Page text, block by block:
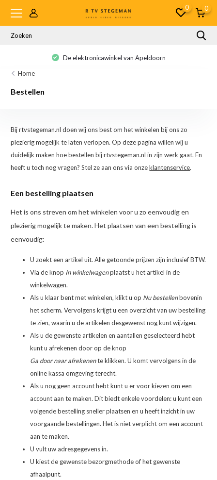
0 0
De elektronicawinkel van Apeldoorn
Home
Bestellen
Bij rtvstegeman.nl doen wij ons best om het winkelen bij ons zo
plezierig mogelijk te laten verlopen. Op deze pagina willen wij u
duidelijk maken hoe bestellen bij rtvstegeman.nl in zijn werk gaat. En
heeft u toch nog vragen? Stel ze aan ons via onzeklantenservice.
Een bestelling plaatsen
Het is ons streven om het winkelen voor u zo eenvoudig en
plezierig mogelijk te maken. Het plaatsen van een bestelling is
eenvoudig:
U zoekt een artikel uit. Alle getoonde prijzen zijn inclusief BTW.
Via de knop In winkelwagenplaatst u het artikel in de
winkelwagen.
Als u klaar bent met winkelen, klikt u op Nu bestellenbovenin
het scherm. Vervolgens krijgt u een overzicht van uw bestelling
te zien, waarin u de artikelen desgewenst nog kunt wijzigen.
Als u de gewenste artikelen en aantallen geselecteerd hebt
kunt u afrekenen door op de knop
Ga door naar afrekenente klikken. U komt vervolgens in de
online kassa omgeving terecht.
Als u nog geen account hebt kunt u er voor kiezen om een
account aan te maken. Dit biedt enkele voordelen: u kunt een
volgende bestelling sneller plaatsen en u heeft inzicht in uw
voorgaande bestellingen. Het is niet verplicht om een account
aan te maken.
U vult uw adresgegevens in.
U kiest de gewenste bezorgmethode of het gewenste
afhaalpunt.